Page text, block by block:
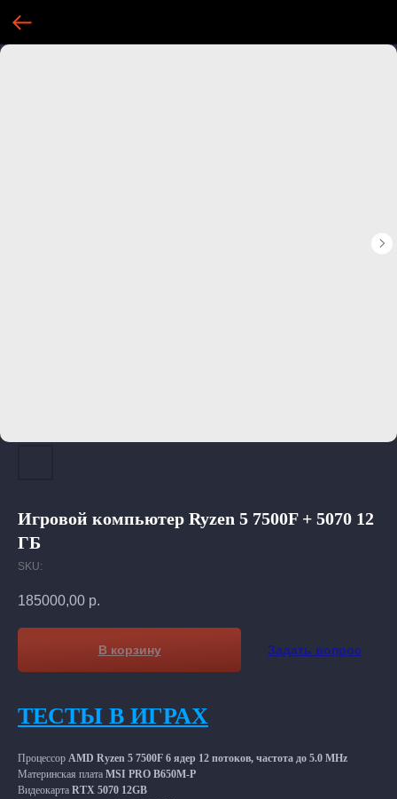
Игровой компьютер Ryzen 5 7500F + 5070 12
ГБ
SKU:
185000,00 р.
В корзину Задать вопрос
ТЕСТЫ В ИГРАХ
Процессор АМD Ryzеn 5 7500F 6 ядер 12 потоков, частота до 5.0 МНz
Материнская плата MSI PRO B650M-P
Видеокарта RTX 5070 12GB